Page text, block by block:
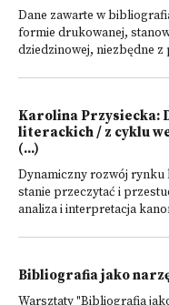
Dane zawarte w
formie drukowanej,
dziedzinowej, niezbędne
Karolina Przysiecka:
literackich / z cyklu
(...)
Dynamiczny rozwój rynku
stanie przeczytać i
analiza i interpretacja
Bibliografia jako
Warsztaty "Bibliografia